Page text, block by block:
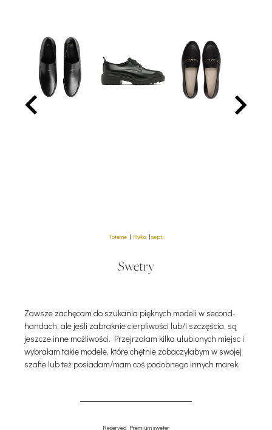
Toteme| Ryłko|sept.
Swetry
Zawsze zachęcam do szukania pięknych modeli w second-
handach, ale jeśli zabraknie cierpliwości lub/i szczęścia, są
jeszcze inne możliwości. Przejrzałam kilka ulubionych miejsc i
wybrałam takie modele, które chętnie zobaczyłabym w swojej
szafie lub też posiadam/mam coś podobnego innych marek.
Reserved Premium sweter